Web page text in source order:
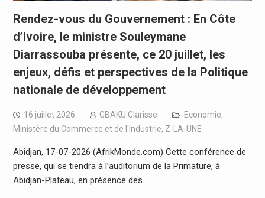
Rendez-vous du Gouvernement : En Côte
d’Ivoire, le ministre Souleymane
Diarrassouba présente, ce 20 juillet, les
enjeux, défis et perspectives de la Politique
nationale de développement
16 juillet 2026 GBAKU Clarisse Economie,
Ministère du Commerce et de l'Industrie, Z-LA-UNE
Abidjan, 17-07-2026 (AfrikMonde.com) Cette conférence de
presse, qui se tiendra à l’auditorium de la Primature, à
Abidjan-Plateau, en présence des…